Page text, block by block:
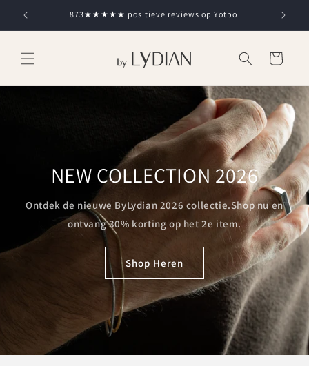
Skip to
content
873★★★★★ positieve reviews op Yotpo
Cart
NEW COLLECTION 2026
Ontdek de nieuwe ByLydian 2026 collectie.Shop nu en
ontvang 30% korting op het 2e item.
Shop Heren